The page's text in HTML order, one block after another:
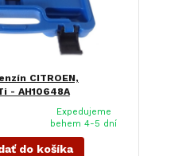
CITROEN,
- AH10648A
Expedujeme
behem 4-5 dní
do košíka